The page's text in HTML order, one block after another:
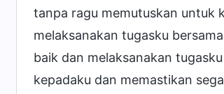
tanpa ragu memutuskan untuk
melaksanakan tugasku
baik dan melaksanakan
kepadaku dan memastikan